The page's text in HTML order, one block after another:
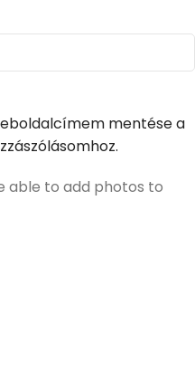
mentése a
able to add photos to